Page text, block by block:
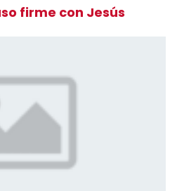
firme con Jesús